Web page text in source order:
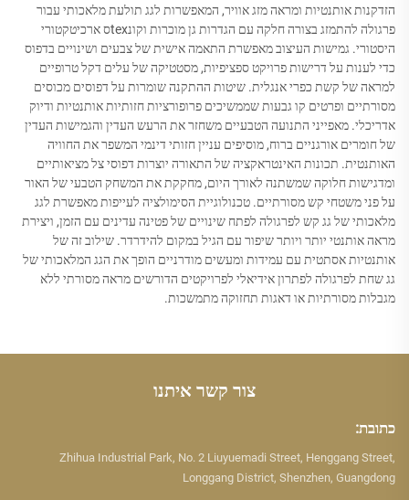
הזדקנות אותנטיות ומראה מזג אוויר, המאפשרות לגג תולעת מלאכותי עבור
פרגולה להתמזג בצורה חלקה עם הגדרות גן מוכרות וקונtexס ארכיטקטורי
היסטורי. גמישות העיצוב מאפשרת התאמה אישית של צבעים ושינויים בדפוס
כדי לענות על דרישות פרויקט ספציפיות, מסטטיקה של עלים דקל טרופיים
למראה של קשת כפרי אנגלית. שיטות ההתקנה שומרות על דפוסים מכוסים
מסורתיים ופרטים קו גבעות שממשיכים פרופורציות חזותיות אותנטיות ודיוק
אדריכלי. מאפייני התנועה הטבעיים משחזר את הרעש העדין והגמישות העדין
של חומרים אורגניים ברוח, מוסיפים עניין חזותי דינמי המשפר את החוויה
האותנטית. תכונות האינטראקציה של התאורה יוצרות דפוסי צל מציאותיים
ומדגישות חלוקה שמשתנה לאורך היום, מחקקת את המשחק הטבעי של האור
על פני משטחי קש מסורתיים. טכנולוגיית הסימולציה לעייפות מאפשרת לגג
מלאכותי של גג קש לפרגולה לפתח שינויים של פטינה עדינים עם הזמן, ויצירת
מראה אותנטי יותר ויותר שיפור עם הגיל במקום להידרדר. שילוב זה של
אותנטיות אסתטית עם עמידות ומעשים מודרניים הופך את הגג המלאכותי של
גג שחת לפרגולה לפתרון אידיאלי לפרויקטים הדורשים מראה מסורתי ללא
מגבלות מסורתיות או דאגות תחזוקה מתמשכות.
צור קשר איתנו
כתובת:
Zhihua Industrial Park, No. 2 Liuyuemadi Street, Henggang Street,
Longgang District, Shenzhen, Guangdong